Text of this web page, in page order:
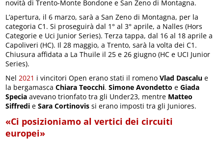
novità di Trento-Monte Bondone e San Zeno di Montagna.
L’apertura, il 6 marzo, sarà a San Zeno di Montagna, per la
categoria C1. Si proseguirà dal 1° al 3° aprile, a Nalles (Hors
Categorie e Uci Junior Series). Terza tappa, dal 16 al 18 aprile a
Capoliveri (HC). Il 28 maggio, a Trento, sarà la volta dei C1.
Chiusura affidata a La Thuile il 25 e 26 giugno (HC e UCI Junior
Series).
Nel2021 i vincitori Open erano stati il romenoVlad Dascalu e
la bergamascaChiara Teocchi.Simone Avondetto eGiada
Specia avevano trionfato tra gli Under23, mentre Matteo
Siffredi eSara Cortinovis si erano imposti tra gli Juniores.
«Ci posizioniamo al vertici dei circuiti
europei»